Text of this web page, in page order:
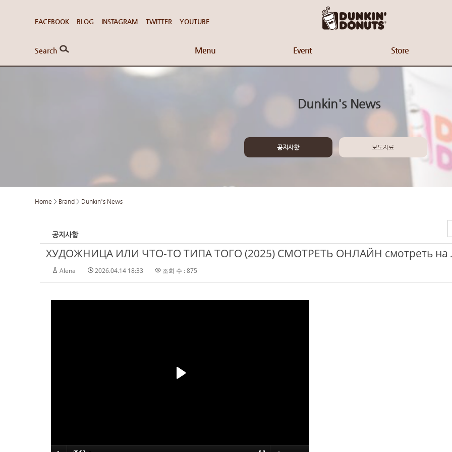
FACEBOOK BLOG INSTAGRAM TWITTER YOUTUBE
Search Menu Event Store
Dunkin's News
Home > Brand > Dunkin's News
공지사항 보도자료
공지사항
ХУДОЖНИЦА ИЛИ ЧТО-ТО ТИПА ТОГО (2025) СМОТРЕТЬ ОНЛАЙН смотреть на
Alena 2026.04.14 18:33 조회 수 : 875